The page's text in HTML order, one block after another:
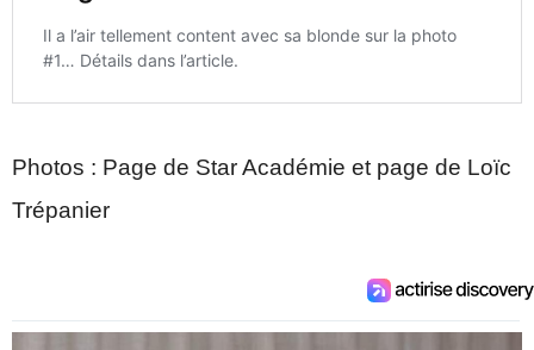
Photos : Page de Star Académie et page de Loïc
Trépanier